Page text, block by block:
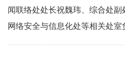
闻联络处处长祝魏玮、综合处副
网络安全与信息化处等相关处室